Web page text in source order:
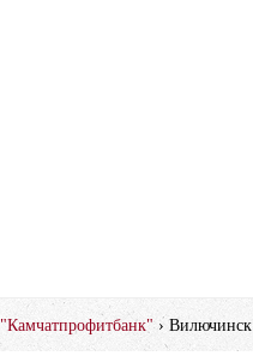
"Камчатпрофитбанк"› Вилючинск